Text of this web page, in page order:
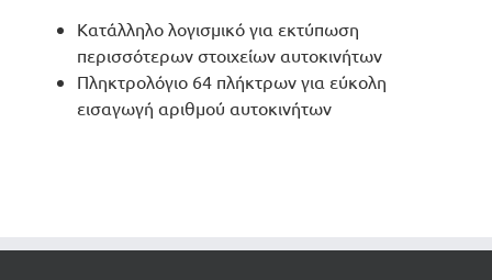
Κατάλληλο λογισμικό για εκτύπωση
περισσότερων στοιχείων αυτοκινήτων
Πληκτρολόγιο 64 πλήκτρων για εύκολη
εισαγωγή αριθμού αυτοκινήτων